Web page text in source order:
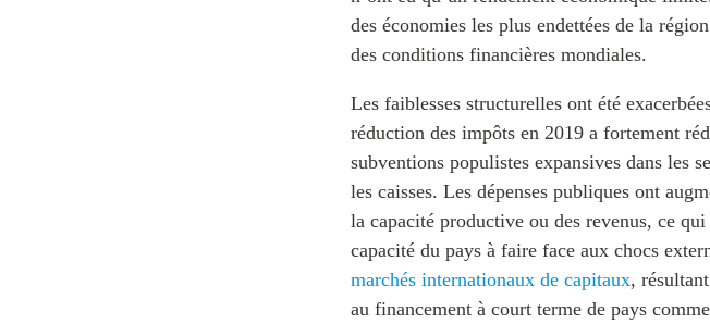
des économies les plus endettées de la
des conditions financières mondiales.
Les faiblesses structurelles ont été
réduction des impôts en 2019 a fortement
subventions populistes expansives dans les
les caisses. Les dépenses publiques ont
la capacité productive ou des revenus, ce
capacité du pays à faire face aux chocs
marchés internationaux de capitaux,
au financement à court terme de pays